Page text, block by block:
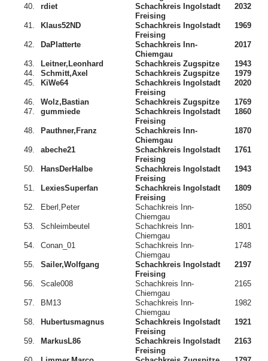
40. rdiet
Schachkreis Ingolstadt
Freising
2032
41. Klaus52ND
Schachkreis Ingolstadt
Freising
1969
42. DaPlatterte
Schachkreis Inn-
Chiemgau
2017
43. Leitner,Leonhard Schachkreis Zugspitze
1943
44.
Schmitt,Axel Schachkreis Zugspitze
1979
45.
KiWe64
Schachkreis Ingolstadt
Freising
2020
46. Wolz,Bastian Schachkreis Zugspitze
1769
47.
gummiede
Schachkreis Ingolstadt
Freising
1860
48. Pauthner,Franz
Schachkreis Inn-
Chiemgau
1870
49. abeche21
Schachkreis Ingolstadt
Freising
1761
50. HansDerHalbe
Schachkreis Ingolstadt
Freising
1943
51. LexiesSuperfan
Schachkreis Ingolstadt
Freising
1809
52. Eberl,Peter
Schachkreis Inn-
Chiemgau
1850
53. Schleimbeutel
Schachkreis Inn-
Chiemgau
1801
54. Conan_01
Schachkreis Inn-
Chiemgau
1748
55. Sailer,Wolfgang
Schachkreis Ingolstadt
Freising
2197
56. Scale008
Schachkreis Inn-
Chiemgau
2165
57. BM13
Schachkreis Inn-
Chiemgau
1982
58. Hubertusmagnus
Schachkreis Ingolstadt
Freising
1921
59. MarkusL86
Schachkreis Ingolstadt
Freising
2163